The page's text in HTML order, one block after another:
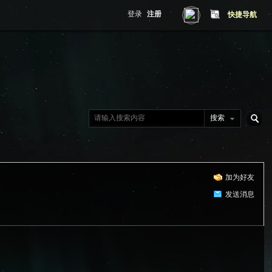
快捷导航
登录 注册
搜索
加为好友
发送消息